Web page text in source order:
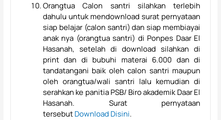
Orangtua Calon santri silahkan terlebih
dahulu untuk mendownload surat pernyataan
siap belajar (calon santri) dan siap membiayai
anak nya (orangtua santri) di Ponpes Daar El
Hasanah, setelah di download silahkan di
print dan di bubuhi materai 6.000 dan di
tandatangani baik oleh calon santri maupun
oleh orangtua/wali santri lalu kemudian di
serahkan ke panitia PSB/ Biro akademik Daar El
Hasanah. Surat pernyataan
tersebutDownload Disini.